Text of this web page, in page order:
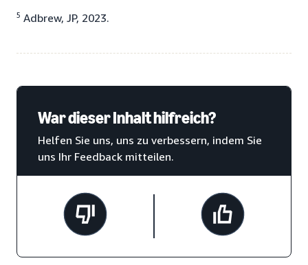
5 Adbrew, JP, 2023.
War dieser Inhalt hilfreich?
Helfen Sie uns, uns zu verbessern, indem Sie
uns Ihr Feedback mitteilen.